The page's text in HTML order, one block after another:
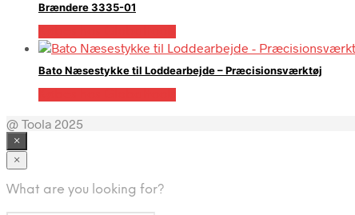
Brændere 3335-01
Bato Næsestykke til Loddearbejde – Præcisionsværktøj
@ Toola 2025
×
×
What are you looking for?